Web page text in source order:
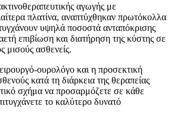
αγωγής με
πλατίνα, αναπτύχθηκαν πρωτόκολλα
υψηλά ποσοστά ανταπόκρισης
επιβίωση και διατήρηση της κύστης σε
μισούς ασθενείς.
ουρολόγο και η προσεκτική
κατά τη διάρκεια της θεραπείας
σχήμα να προσαρμόζετε σε κάθε
το καλύτερο δυνατό